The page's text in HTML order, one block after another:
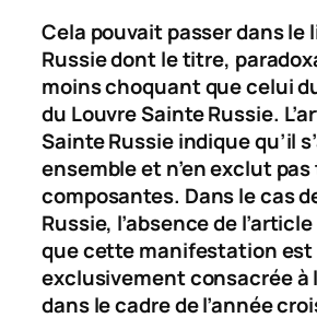
Cela pouvait passer dans le
Russiedont le titre,
moins choquant que celui
du LouvreSainte Russie.
Sainte Russieindique qu’il
ensemble et n’en exclut
composantes. Dans le cas
Russie, l’absence de
que cette manifestation est
exclusivement consacrée à
dans le cadre de l’année